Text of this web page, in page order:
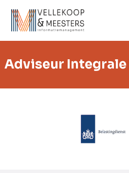
Adviseur